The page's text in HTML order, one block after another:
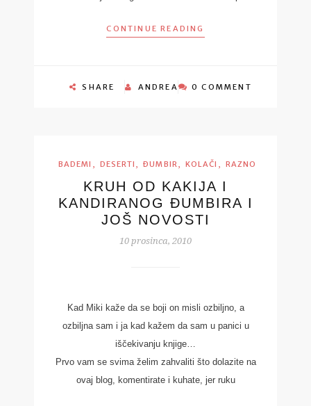
CONTINUE READING
SHARE ANDREA 0 COMMENT
BADEMI , DESERTI , ĐUMBIR, KOLAČI , RAZNO
KRUH OD KAKIJA I
KANDIRANOG ĐUMBIRA I
JOŠ NOVOSTI
10 prosinca, 2010
Kad Miki kaže da se boji on misli ozbiljno, a
ozbiljna sam i ja kad kažem da sam u panici u
iščekivanju knjige…
Prvo vam se svima želim zahvaliti što dolazite na
ovaj blog, komentirate i kuhate, jer ruku